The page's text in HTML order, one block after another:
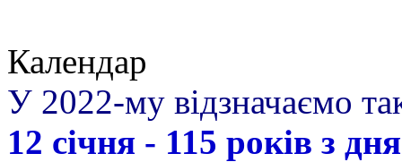
Календар
У 2022-му відзначаємо
12 січня - 115 років з